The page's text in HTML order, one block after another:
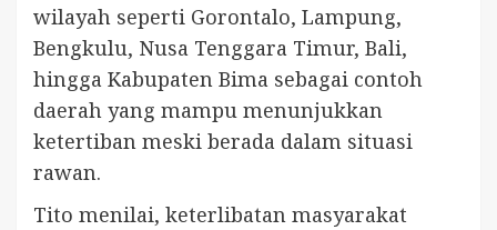
wilayah seperti Gorontalo, Lampung,
Bengkulu, Nusa Tenggara Timur, Bali,
hingga Kabupaten Bima sebagai contoh
daerah yang mampu menunjukkan
ketertiban meski berada dalam situasi
rawan.
Tito menilai, keterlibatan masyarakat